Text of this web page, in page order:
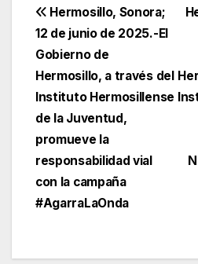
Navegación
de
entradas
Hermosillo, Sonora;
12 de junio de 2025.-El
Gobierno de
Hermosillo, a través del
Instituto Hermosillense
de la Juventud,
promueve la
responsabilidad vial
con la campaña
#AgarraLaOnda